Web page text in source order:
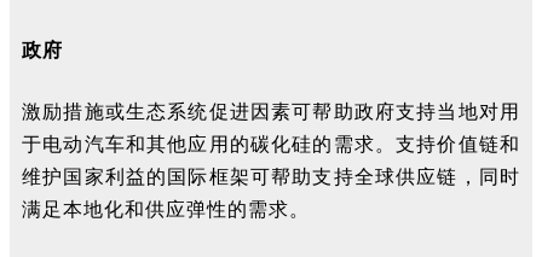
政府
激励措施或生态系统促进因素可帮助政府支持当地对用
于电动汽车和其他应用的碳化硅的需求。支持价值链和
维护国家利益的国际框架可帮助支持全球供应链，同时
满足本地化和供应弹性的需求。